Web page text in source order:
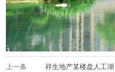
上一条 祥生地产某楼盘人工湖